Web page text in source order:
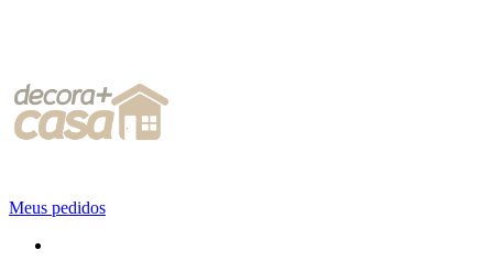
Meus pedidos